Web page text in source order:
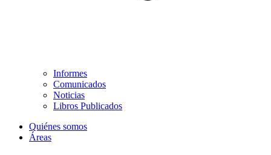
Informes
Comunicados
Noticias
Libros Publicados
Quiénes somos
Áreas